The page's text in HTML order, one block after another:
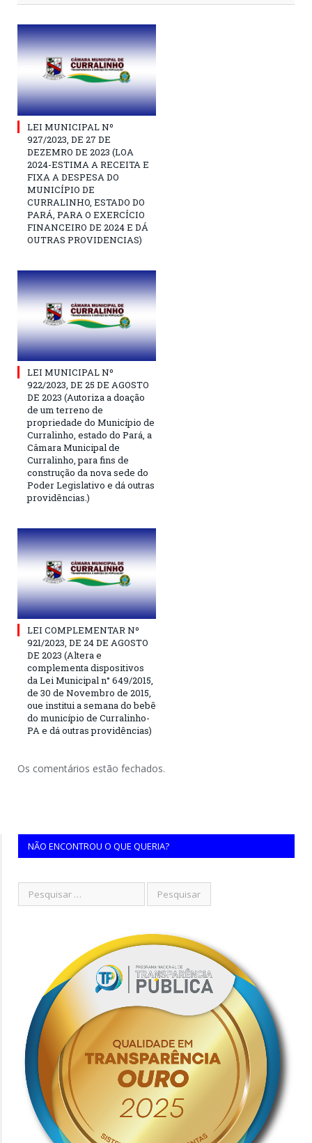
LEI MUNICIPAL Nº
927/2023, DE 27 DE
DEZEMRO DE 2023 (LOA
2024-ESTIMA A RECEITA E
FIXA A DESPESA DO
MUNICÍPIO DE
CURRALINHO, ESTADO DO
PARÁ, PARA O EXERCÍCIO
FINANCEIRO DE 2024 E DÁ
OUTRAS PROVIDENCIAS)
LEI MUNICIPAL Nº
922/2023, DE 25 DE AGOSTO
DE 2023 (Autoriza a doação
de um terreno de
propriedade do Município de
Curralinho, estado do Pará, a
Câmara Municipal de
Curralinho, para fins de
construção da nova sede do
Poder Legislativo e dá outras
providências.)
LEI COMPLEMENTAR Nº
921/2023, DE 24 DE AGOSTO
DE 2023 (Altera e
complementa dispositivos
da Lei Municipal n° 649/2015,
de 30 de Novembro de 2015,
oue institui a semana do bebê
do município de Curralinho-
PA e dá outras providências)
Os comentários estão fechados.
NÃO ENCONTROU O QUE QUERIA?